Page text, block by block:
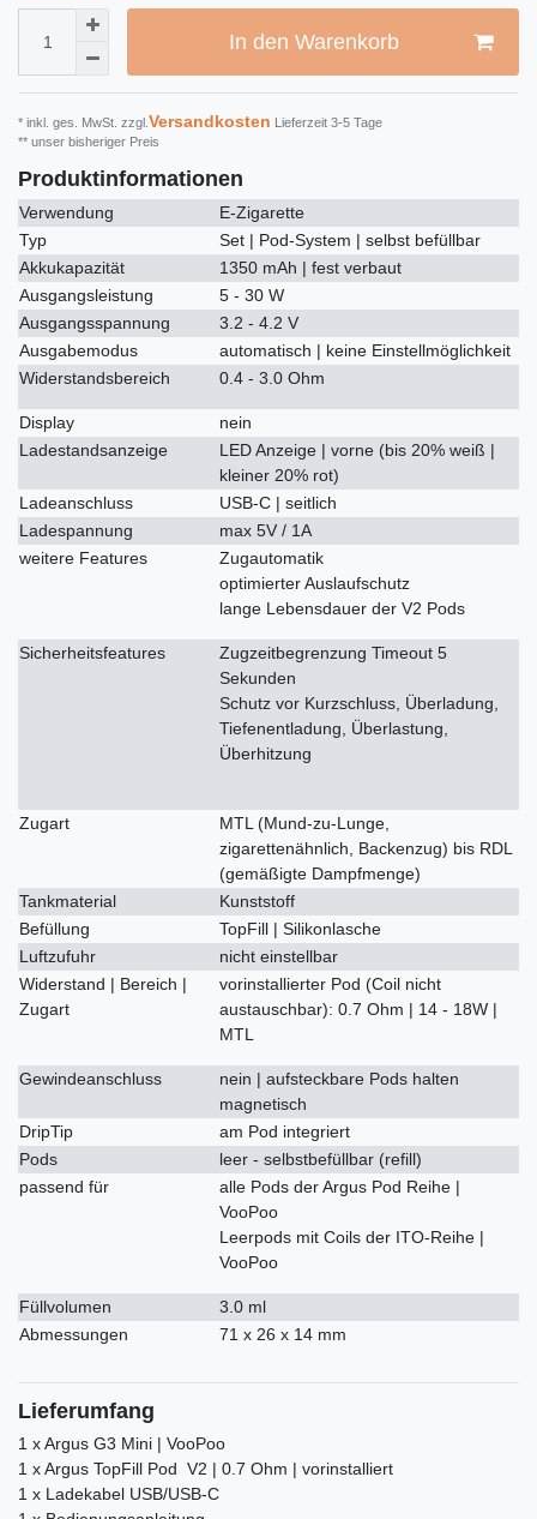
In den Warenkorb
* inkl. ges. MwSt. zzgl. Versandkosten Lieferzeit 3-5 Tage
** unser bisheriger Preis
Produktinformationen
Verwendung
E-Zigarette
Typ
Set | Pod-System | selbst befüllbar
Akkukapazität
1350 mAh | fest verbaut
Ausgangsleistung
5 - 30 W
Ausgangsspannung
3.2 - 4.2 V
Ausgabemodus
automatisch | keine Einstellmöglichkeit
Widerstandsbereich
0.4 - 3.0 Ohm
Display
nein
Ladestandsanzeige
LED Anzeige | vorne (bis 20% weiß |
kleiner 20% rot)
Ladeanschluss
USB-C | seitlich
Ladespannung
max 5V / 1A
weitere Features
Zugautomatik
optimierter Auslaufschutz
lange Lebensdauer der V2 Pods
Sicherheitsfeatures
Zugzeitbegrenzung Timeout 5
Sekunden
Schutz vor Kurzschluss, Überladung,
Tiefenentladung, Überlastung,
Überhitzung
Zugart
MTL (Mund-zu-Lunge,
zigarettenähnlich, Backenzug) bis RDL
(gemäßigte Dampfmenge)
Tankmaterial
Kunststoff
Befüllung
TopFill | Silikonlasche
Luftzufuhr
nicht einstellbar
Widerstand | Bereich |
Zugart
vorinstallierter Pod (Coil nicht
austauschbar): 0.7 Ohm | 14 - 18W |
MTL
Gewindeanschluss
nein | aufsteckbare Pods halten
magnetisch
DripTip
am Pod integriert
Pods
leer - selbstbefüllbar (refill)
passend für
alle Pods der Argus Pod Reihe |
VooPoo
Leerpods mit Coils der ITO-Reihe |
VooPoo
Füllvolumen
3.0 ml
Abmessungen
71 x 26 x 14 mm
Lieferumfang
1 x Argus G3 Mini | VooPoo
1 x Argus TopFill Pod V2 | 0.7 Ohm | vorinstalliert
1 x Ladekabel USB/USB-C